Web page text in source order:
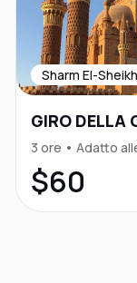
Sharm El-Sheikh
GIRO DELLA
3 ore • Adatto
$60